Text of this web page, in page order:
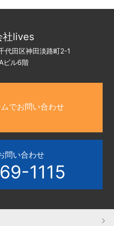
社lives
代田区神田淡路町2-1
ビル6階
でお問い合わせ
問い合わせ
1115